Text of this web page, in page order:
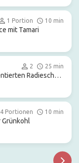
1 Portion 10 min
mit Tamari
2 25 min
Radieschen
4 Portionen 10 min